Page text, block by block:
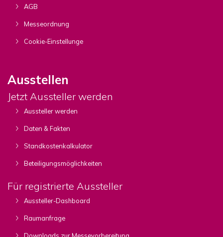
AGB
Messeordnung
Cookie-Einstellunge
Ausstellen
Jetzt Aussteller werden
Aussteller werden
Daten & Fakten
Standkostenkalkulator
Beteiligungsmöglichkeiten
Für registrierte Aussteller
Aussteller-Dashboard
Raumanfrage
Downloads zur Messevorbereitung